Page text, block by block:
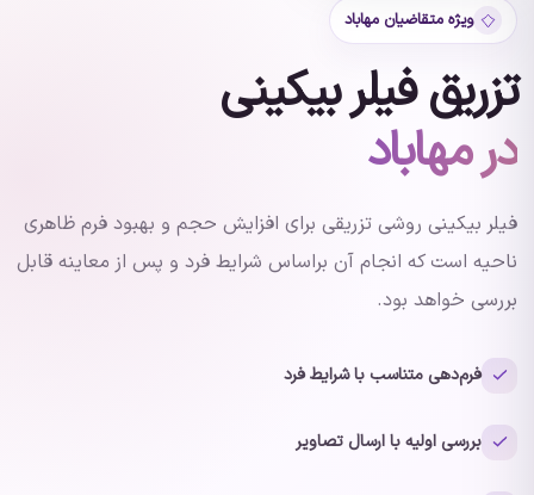
ویژه متقاضیان مهاباد
تزریق فیلر بیکینی
در مهاباد
فیلر بیکینی روشی تزریقی برای افزایش حجم و بهبود فرم ظاهری
ناحیه است که انجام آن براساس شرایط فرد و پس از معاینه قابل
بررسی خواهد بود.
فرم‌دهی متناسب با شرایط فرد
بررسی اولیه با ارسال تصاویر